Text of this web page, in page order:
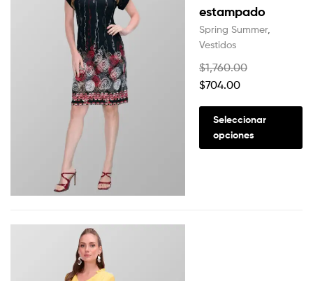
estampado
Spring Summer,
Vestidos
$1,760.00
$704.00
Seleccionar
opciones